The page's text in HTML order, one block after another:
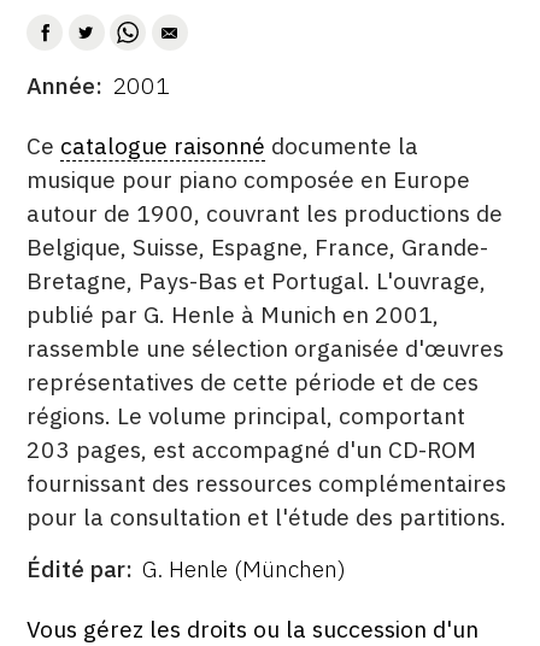
AUTEUR
DATE
Année 2001
DESCRITPTION
Ce catalogue raisonné documente la
musique pour piano composée en Europe
autour de 1900, couvrant les productions de
Belgique, Suisse, Espagne, France, Grande-
Bretagne, Pays-Bas et Portugal. L'ouvrage,
publié par G. Henle à Munich en 2001,
rassemble une sélection organisée d'œuvres
représentatives de cette période et de ces
régions. Le volume principal, comportant
203 pages, est accompagné d'un CD-ROM
fournissant des ressources complémentaires
pour la consultation et l'étude des partitions.
ÉDITÉ
Édité par G. Henle (München)
FORMAT
ÉTAT
Vous gérez les droits ou la succession d'un